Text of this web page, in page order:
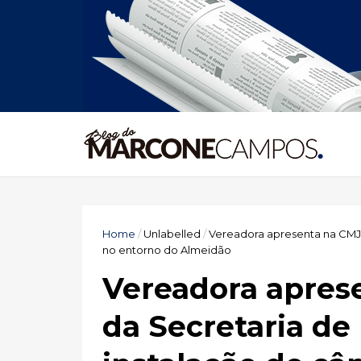
Home /Unlabelled /Vereadora apresenta na
no entorno do Almeidão
Vereadora
da Secretaria de